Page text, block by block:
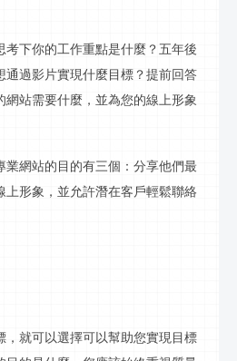
考下你的工作重點是什麼？五年後
通過影片實現什麼目標？提前回答
網站需要什麼，並為您的線上形象
業網站的目的有三個：分享他們最
上形象，並允許潛在客戶輕鬆聯絡
，就可以選擇可以幫助您實現目標